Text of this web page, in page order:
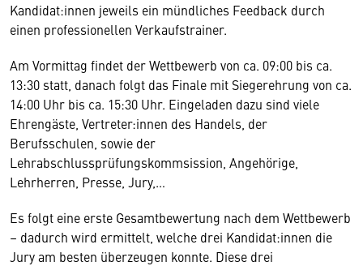
Kandidat:innen jeweils ein mündliches Feedback durch
einen professionellen Verkaufstrainer.
Am Vormittag findet der Wettbewerb von ca. 09:00 bis ca.
13:30 statt, danach folgt das Finale mit Siegerehrung von ca.
14:00 Uhr bis ca. 15:30 Uhr. Eingeladen dazu sind viele
Ehrengäste, Vertreter:innen des Handels, der
Berufsschulen, sowie der
Lehrabschlussprüfungskommsission, Angehörige,
Lehrherren, Presse, Jury,…
Es folgt eine erste Gesamtbewertung nach dem Wettbewerb
– dadurch wird ermittelt, welche drei Kandidat:innen die
Jury am besten überzeugen konnte. Diese drei